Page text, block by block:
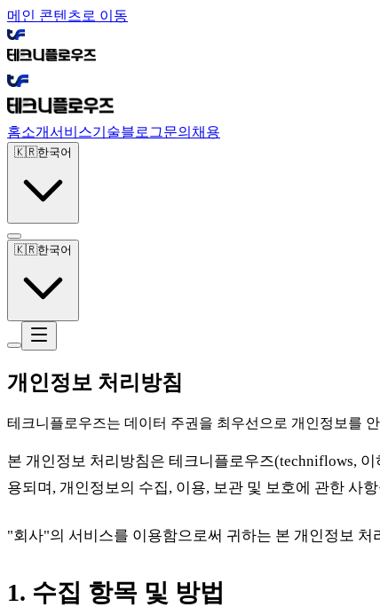
메인 콘텐츠로 이동
홈소개서비스기술블로그문의 채용
🇰🇷한국어
🇰🇷한국어
개인정보 처리방침
테크니플로우즈는 데이터 주권을 최우선으로 개인정보를
본 개인정보 처리방침은 테크니플로우즈(techniflows,
용되며, 개인정보의 수집, 이용, 보관 및 보호에 관한 사
"회사"의 서비스를 이용함으로써 귀하는 본 개인정보
1. 수집 항목 및 방법